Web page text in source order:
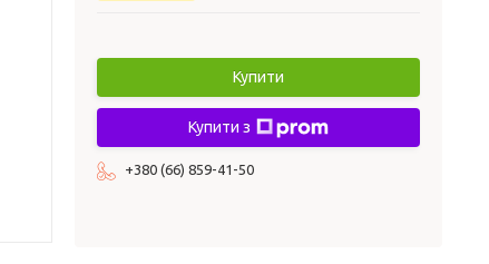
Купити
Купити з
+380 (66) 859-41-50